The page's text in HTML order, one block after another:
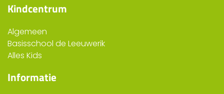
Kindcentrum
Algemeen
Basisschool de Leeuwerik
Alles Kids
Informatie